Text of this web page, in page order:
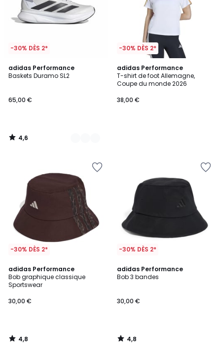
-30% DÈS 2*
adidas Performance
Baskets Duramo SL2
65,00 €
4,6
/ 5
2
Couleurs
4,6
/
-30% DÈS 2*
adidas Performance
T-shirt de foot Allemagne,
Coupe du monde 2026
38,00 €
-30% DÈS 2*
adidas Performance
Bob graphique classique
Sportswear
30,00 €
4,8
/ 5
4,8
/
-30% DÈS 2*
adidas Performance
Bob 3 bandes
30,00 €
4,8
/ 5
4,8
/